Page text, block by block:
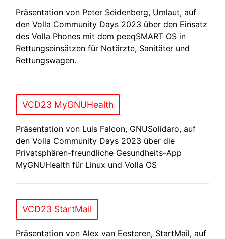
Präsentation von Peter Seidenberg, Umlaut, auf
den Volla Community Days 2023 über den Einsatz
des Volla Phones mit dem peeqSMART OS in
Rettungseinsätzen für Notärzte, Sanitäter und
Rettungswagen.
VCD23 MyGNUHealth
Präsentation von Luis Falcon, GNUSolidaro, auf
den Volla Community Days 2023 über die
Privatsphären-freundliche Gesundheits-App
MyGNUHealth für Linux und Volla OS
VCD23 StartMail
Präsentation von Alex van Eesteren, StartMail, auf